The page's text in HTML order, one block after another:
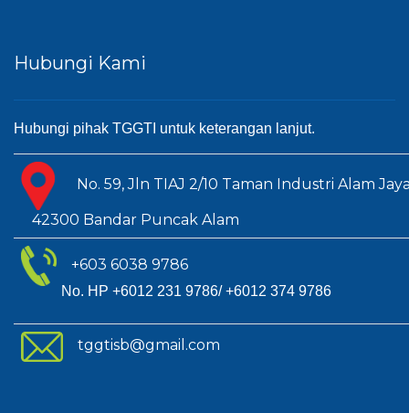
Hubungi Kami
Hubungi pihak TGGTI untuk keterangan lanjut.
No. 59, Jln TIAJ 2/10 Taman Industri
42300 Bandar Puncak Alam
+603 6038 9786
No. HP +6012 231 9786/ +6012 374 9786
tggtisb@gmail.com